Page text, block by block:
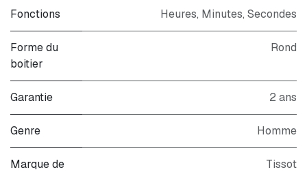
Fonctions Heures, Minutes, Secondes
Forme du
boitier
Rond
Garantie 2 ans
Genre Homme
Marque de
Tissot